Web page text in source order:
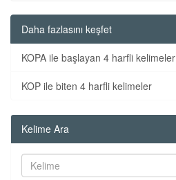
Daha fazlasını keşfet
KOPA ile başlayan 4 harfli kelimeler
KOP ile biten 4 harfli kelimeler
Kelime Ara